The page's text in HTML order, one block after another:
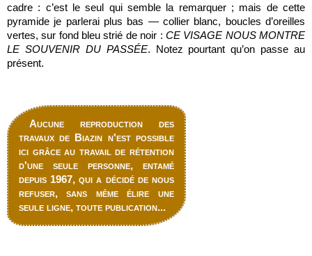
cadre : c’est le seul qui semble la remarquer ; mais de cette
pyramide je parlerai plus bas — collier blanc, boucles d’oreilles
vertes, sur fond bleu strié de noir : CE VISAGE NOUS MONTRE
LE SOUVENIR DU PASSÉE. Notez pourtant qu’on passe au
présent.
Aucune reproduction des
travaux de Biazin n'est possible
ici grâce au travail de rétention
d'une seule personne, entamé
depuis 1967, qui a décidé de nous
refuser, sans même élire une
seule ligne, toute publication...